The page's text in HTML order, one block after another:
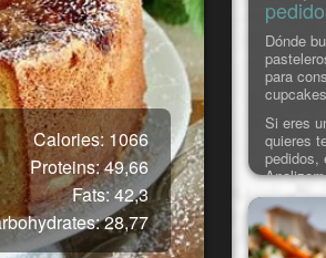
Calories: 1066
Proteins: 49,66
Fats: 42,3
28,77
Dónde
para
Si eres
quieres
pedidos,
trabajo:
para
cómo